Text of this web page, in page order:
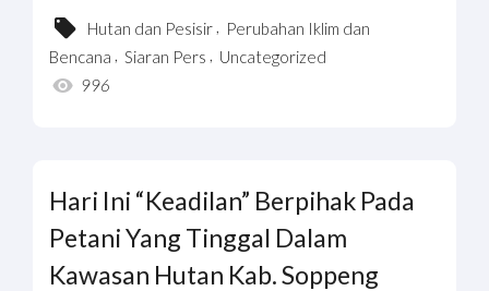
Hutan dan Pesisir , Perubahan Iklim dan
Bencana , Siaran Pers , Uncategorized
996
Hari Ini “Keadilan” Berpihak Pada
Petani Yang Tinggal Dalam
Kawasan Hutan Kab. Soppeng